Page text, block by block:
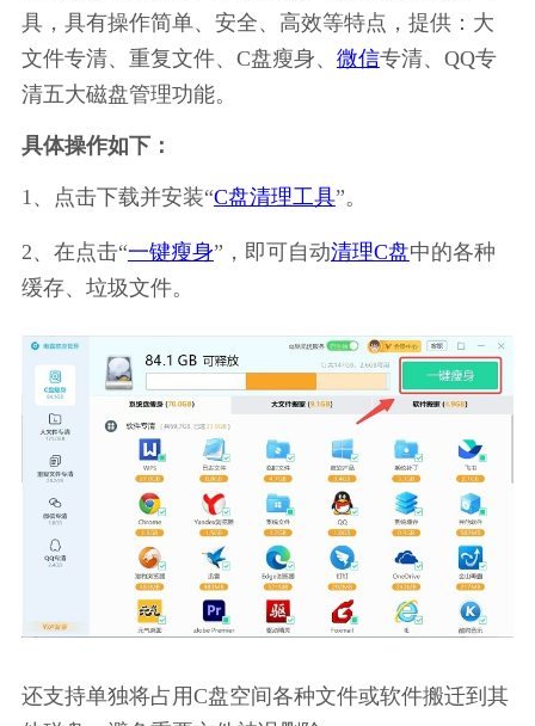
具，具有操作简单、安全、高效等特点，提供：大
文件专清、重复文件、C盘瘦身、 微信专清、QQ专
清五大磁盘管理功能。
具体操作如下：
1、点击下载并安装“C盘清理工具”。
2、在点击“一键瘦身”，即可自动清理C盘中的各种
缓存、垃圾文件。
还支持单独将占用C盘空间各种文件或软件搬迁到其